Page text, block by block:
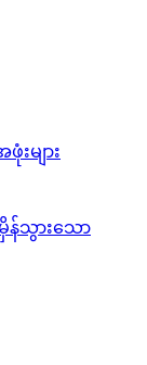
းများ
န်သွားသော